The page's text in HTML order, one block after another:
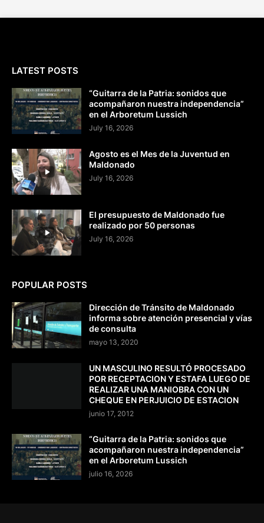
LATEST POSTS
“Guitarra de la Patria: sonidos que
acompañaron nuestra independencia”
en el Arboretum Lussich
July 16, 2026
Agosto es el Mes de la Juventud en
Maldonado
July 16, 2026
El presupuesto de Maldonado fue
realizado por 50 personas
July 16, 2026
POPULAR POSTS
Dirección de Tránsito de Maldonado
informa sobre atención presencial y vías
de consulta
mayo 13, 2020
UN MASCULINO RESULTÓ PROCESADO
POR RECEPTACION Y ESTAFA LUEGO DE
REALIZAR UNA MANIOBRA CON UN
CHEQUE EN PERJUICIO DE ESTACION
junio 17, 2012
“Guitarra de la Patria: sonidos que
acompañaron nuestra independencia”
en el Arboretum Lussich
julio 16, 2026